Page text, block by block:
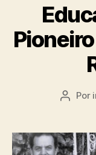
Autor
Por